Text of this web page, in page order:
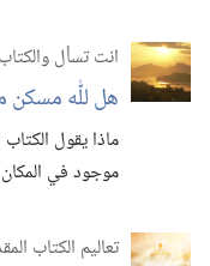
انت تسأل
هل للّٰه مسكن
ماذا يقول
موجود في
تعاليم الكتاب